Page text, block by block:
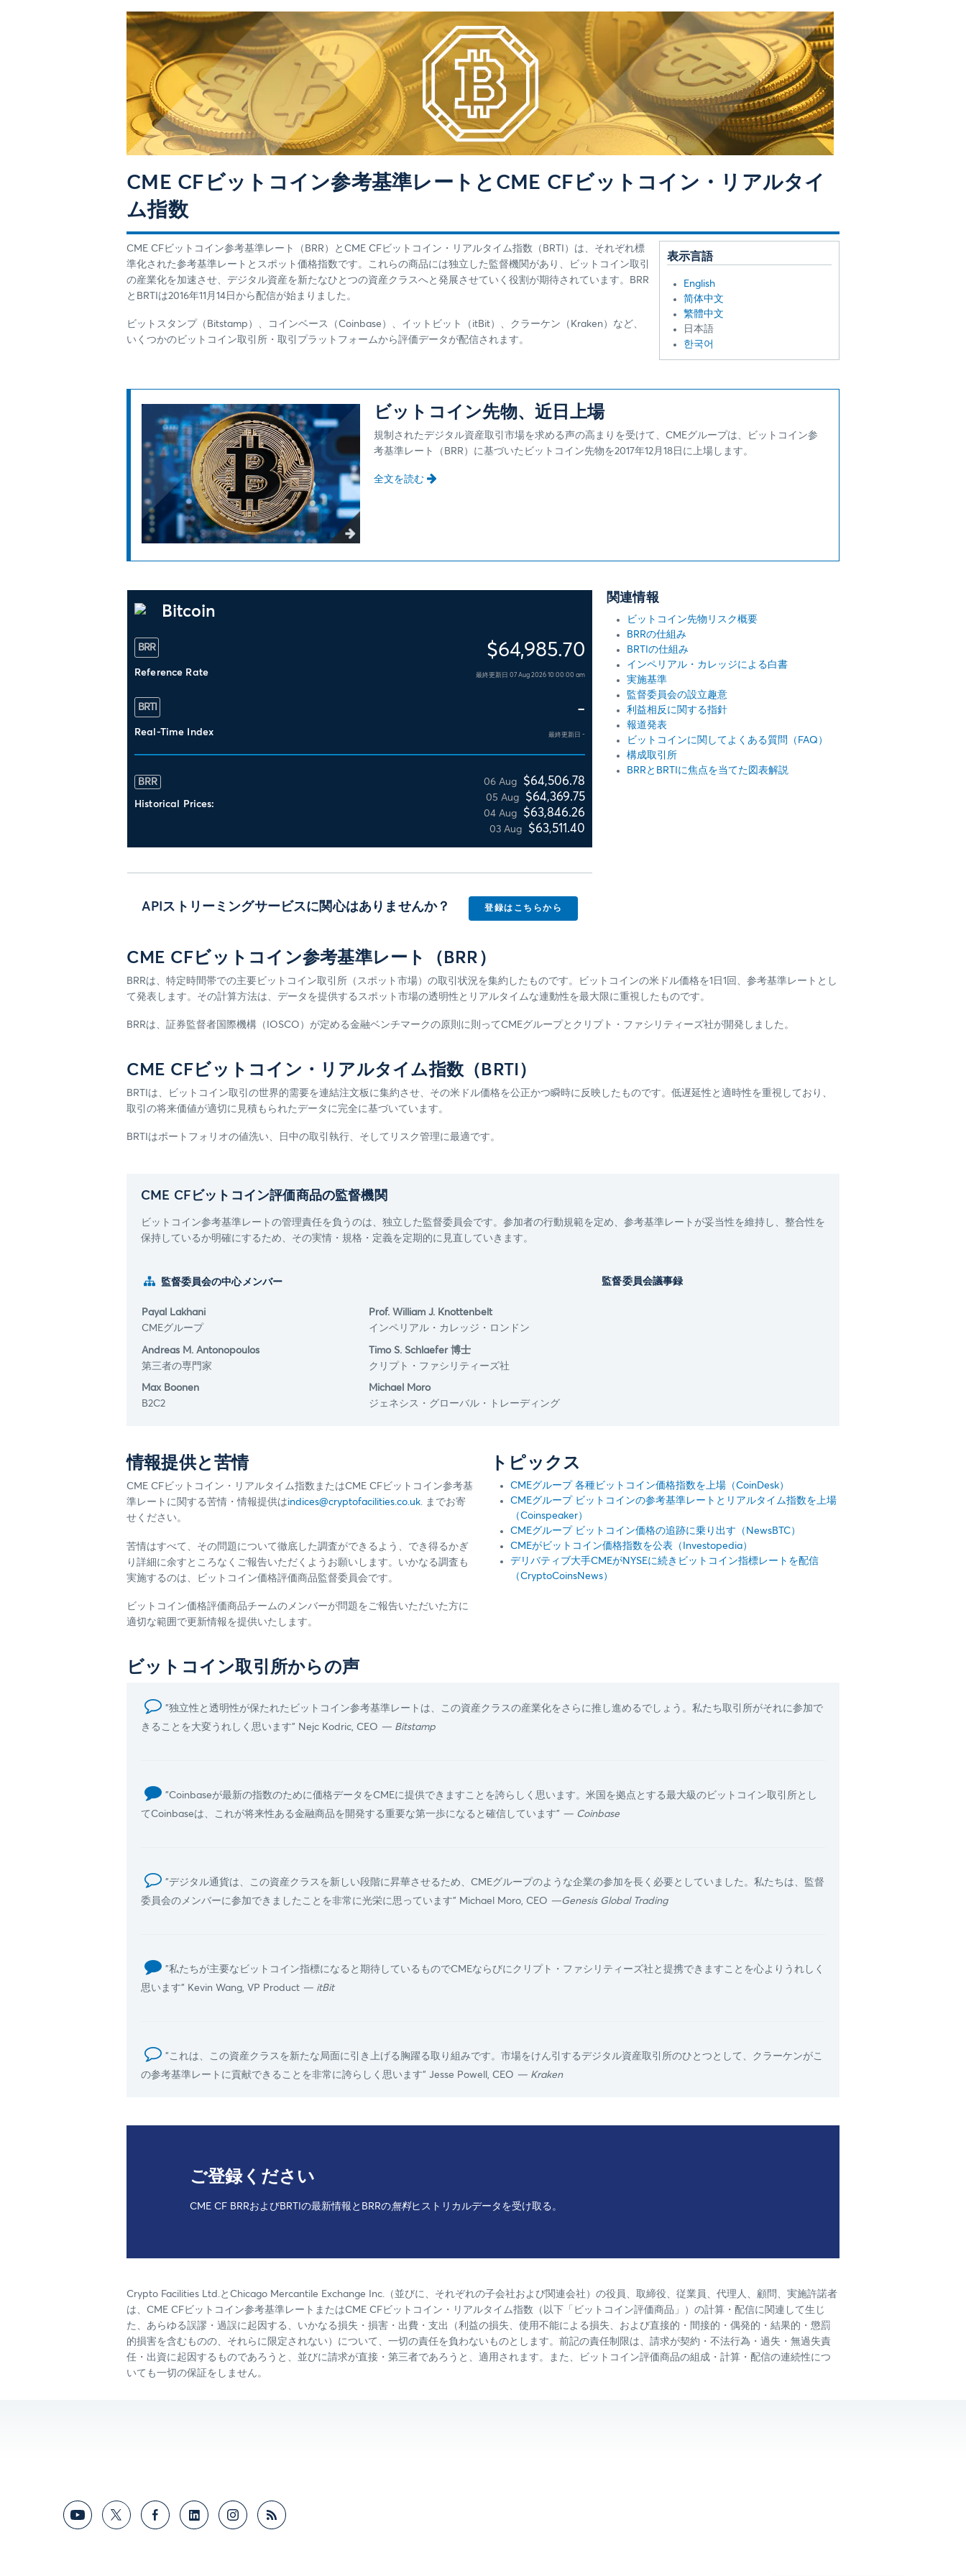
CME CFビットコイン参考基準レートとCME CFビットコイン・リアルタイ
ム指数
CME CFビットコイン参考基準レート（BRR）とCME CFビットコイン・リアルタイム指数（BRTI）は、それぞれ標
準化された参考基準レートとスポット価格指数です。これらの商品には独立した監督機関があり、ビットコイン取引
の産業化を加速させ、デジタル資産を新たなひとつの資産クラスへと発展させていく役割が期待されています。BRR
とBRTIは2016年11月14日から配信が始まりました。
ビットスタンプ（Bitstamp）、コインベース（Coinbase）、イットビット（itBit）、クラーケン（Kraken）など、
いくつかのビットコイン取引所・取引プラットフォームから評価データが配信されます。
表示言語
English
简体中文
繁體中文
日本語
한국어
ビットコイン先物、近日上場
規制されたデジタル資産取引市場を求める声の高まりを受けて、CMEグループは、ビットコイン参
考基準レート（BRR）に基づいたビットコイン先物を2017年12月18日に上場します。
全文を読む
Bitcoin
BRR
Reference Rate
$64,985.70
最終更新日 07 Aug 2026 10:00:00 am
BRTI
Real-Time Index
-
最終更新日 -
BRR
Historical Prices:
06 Aug $64,506.78
05 Aug $64,369.75
04 Aug $63,846.26
03 Aug $63,511.40
APIストリーミングサービスに関心はありませんか？ 登録はこちらから
関連情報
ビットコイン先物リスク概要
BRRの仕組み
BRTIの仕組み
インペリアル・カレッジによる白書
実施基準
監督委員会の設立趣意
利益相反に関する指針
報道発表
ビットコインに関してよくある質問（FAQ）
構成取引所
BRRとBRTIに焦点を当てた図表解説
CME CFビットコイン参考基準レート（BRR）
BRRは、特定時間帯での主要ビットコイン取引所（スポット市場）の取引状況を集約したものです。ビットコインの米ドル価格を1日1回、参考基準レートとし
て発表します。その計算方法は、データを提供するスポット市場の透明性とリアルタイムな連動性を最大限に重視したものです。
BRRは、証券監督者国際機構（IOSCO）が定める金融ベンチマークの原則に則ってCMEグループとクリプト・ファシリティーズ社が開発しました。
CME CFビットコイン・リアルタイム指数（BRTI）
BRTIは、ビットコイン取引の世界的需要を連結注文板に集約させ、その米ドル価格を公正かつ瞬時に反映したものです。低遅延性と適時性を重視しており、
取引の将来価値が適切に見積もられたデータに完全に基づいています。
BRTIはポートフォリオの値洗い、日中の取引執行、そしてリスク管理に最適です。
CME CFビットコイン評価商品の監督機関
ビットコイン参考基準レートの管理責任を負うのは、独立した監督委員会です。参加者の行動規範を定め、参考基準レートが妥当性を維持し、整合性を
保持しているか明確にするため、その実情・規格・定義を定期的に見直していきます。
監督委員会の中心メンバー
Payal Lakhani
CMEグループ
Andreas M. Antonopoulos
第三者の専門家
Max Boonen
B2C2
Prof. William J. Knottenbelt
インペリアル・カレッジ・ロンドン
Timo S. Schlaefer 博士
クリプト・ファシリティーズ社
Michael Moro
ジェネシス・グローバル・トレーディング
監督委員会議事録
情報提供と苦情
CME CFビットコイン・リアルタイム指数またはCME CFビットコイン参考基
準レートに関する苦情・情報提供はindices@cryptofacilities.co.uk. までお寄
せください。
苦情はすべて、その問題について徹底した調査ができるよう、でき得るかぎ
り詳細に余すところなくご報告いただくようお願いします。いかなる調査も
実施するのは、ビットコイン価格評価商品監督委員会です。
ビットコイン価格評価商品チームのメンバーが問題をご報告いただいた方に
適切な範囲で更新情報を提供いたします。
トピックス
CMEグループ 各種ビットコイン価格指数を上場（CoinDesk）
CMEグループ ビットコインの参考基準レートとリアルタイム指数を上場
（Coinspeaker）
CMEグループ ビットコイン価格の追跡に乗り出す（NewsBTC）
CMEがビットコイン価格指数を公表（Investopedia）
デリバティブ大手CMEがNYSEに続きビットコイン指標レートを配信
（CryptoCoinsNews）
ビットコイン取引所からの声
"独立性と透明性が保たれたビットコイン参考基準レートは、この資産クラスの産業化をさらに推し進めるでしょう。私たち取引所がそれに参加で
きることを大変うれしく思います" Nejc Kodric, CEO — Bitstamp
"Coinbaseが最新の指数のために価格データをCMEに提供できますことを誇らしく思います。米国を拠点とする最大級のビットコイン取引所とし
てCoinbaseは、これが将来性ある金融商品を開発する重要な第一歩になると確信しています" — Coinbase
"デジタル通貨は、この資産クラスを新しい段階に昇華させるため、CMEグループのような企業の参加を長く必要としていました。私たちは、監督
委員会のメンバーに参加できましたことを非常に光栄に思っています" Michael Moro, CEO —Genesis Global Trading
"私たちが主要なビットコイン指標になると期待しているものでCMEならびにクリプト・ファシリティーズ社と提携できますことを心よりうれしく
思います" Kevin Wang, VP Product — itBit
"これは、この資産クラスを新たな局面に引き上げる胸躍る取り組みです。市場をけん引するデジタル資産取引所のひとつとして、クラーケンがこ
の参考基準レートに貢献できることを非常に誇らしく思います" Jesse Powell, CEO — Kraken
ご登録ください
CME CF BRRおよびBRTIの最新情報とBRRの無料ヒストリカルデータを受け取る。
Crypto Facilities Ltd.とChicago Mercantile Exchange Inc.（並びに、それぞれの子会社および関連会社）の役員、取締役、従業員、代理人、顧問、実施許諾者
は、CME CFビットコイン参考基準レートまたはCME CFビットコイン・リアルタイム指数（以下「ビットコイン評価商品」）の計算・配信に関連して生じ
た、あらゆる誤謬・過誤に起因する、いかなる損失・損害・出費・支出（利益の損失、使用不能による損失、および直接的・間接的・偶発的・結果的・懲罰
的損害を含むものの、それらに限定されない）について、一切の責任を負わないものとします。前記の責任制限は、請求が契約・不法行為・過失・無過失責
任・出資に起因するものであろうと、並びに請求が直接・第三者であろうと、適用されます。また、ビットコイン評価商品の組成・計算・配信の連続性につ
いても一切の保証をしません。